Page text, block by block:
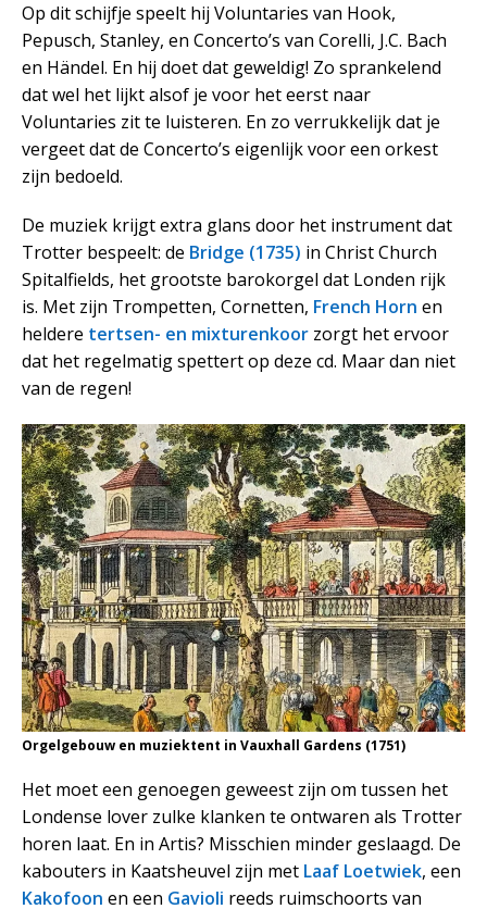
Op dit schijfje speelt hij Voluntaries van Hook,
Pepusch, Stanley, en Concerto’s van Corelli, J.C. Bach
en Händel. En hij doet dat geweldig! Zo sprankelend
dat wel het lijkt alsof je voor het eerst naar
Voluntaries zit te luisteren. En zo verrukkelijk dat je
vergeet dat de Concerto’s eigenlijk voor een orkest
zijn bedoeld.
De muziek krijgt extra glans door het instrument dat
Trotter bespeelt: de Bridge (1735) in Christ Church
Spitalfields, het grootste barokorgel dat Londen rijk
is. Met zijn Trompetten, Cornetten, French Horn en
heldere tertsen- en mixturenkoor zorgt het ervoor
dat het regelmatig spettert op deze cd. Maar dan niet
van de regen!
Orgelgebouw en muziektent in Vauxhall Gardens (1751)
Het moet een genoegen geweest zijn om tussen het
Londense lover zulke klanken te ontwaren als Trotter
horen laat. En in Artis? Misschien minder geslaagd. De
kabouters in Kaatsheuvel zijn met Laaf Loetwiek, een
Kakofoon en een Gavioli reeds ruimschoorts van